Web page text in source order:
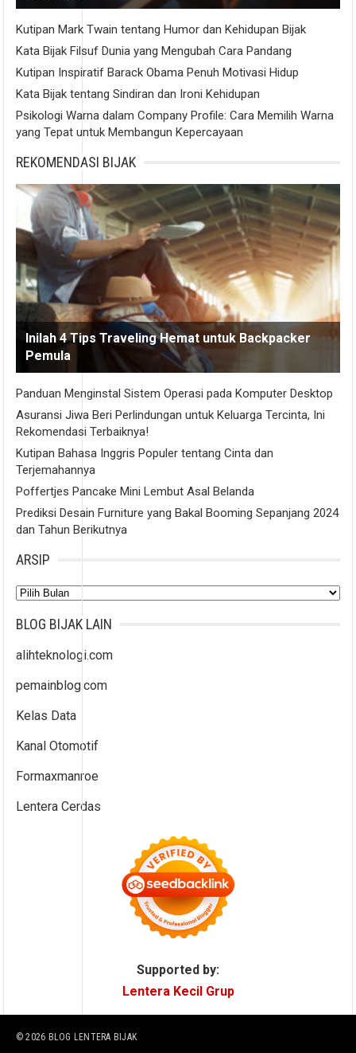
Kutipan Mark Twain tentang Humor dan Kehidupan Bijak
Kata Bijak Filsuf Dunia yang Mengubah Cara Pandang
Kutipan Inspiratif Barack Obama Penuh Motivasi Hidup
Kata Bijak tentang Sindiran dan Ironi Kehidupan
Psikologi Warna dalam Company Profile: Cara Memilih Warna
yang Tepat untuk Membangun Kepercayaan
REKOMENDASI BIJAK
Inilah 4 Tips Traveling Hemat untuk Backpacker
Pemula
Panduan Menginstal Sistem Operasi pada Komputer Desktop
Asuransi Jiwa Beri Perlindungan untuk Keluarga Tercinta, Ini
Rekomendasi Terbaiknya!
Kutipan Bahasa Inggris Populer tentang Cinta dan
Terjemahannya
Poffertjes Pancake Mini Lembut Asal Belanda
Prediksi Desain Furniture yang Bakal Booming Sepanjang 2024
dan Tahun Berikutnya
ARSIP
Arsip
BLOG BIJAK LAIN
alihteknologi.com
pemainblog.com
Kelas Data
Kanal Otomotif
Formaxmanroe
Lentera Cerdas
Supported by:
Lentera Kecil Grup
© 2026 BLOG LENTERA BIJAK